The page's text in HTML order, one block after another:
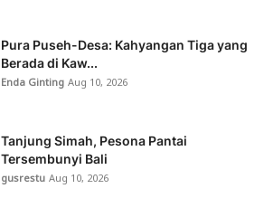
Pura Puseh-Desa: Kahyangan Tiga yang
Berada di Kaw...
Enda GintingAug 10, 2026
Tanjung Simah, Pesona Pantai
Tersembunyi Bali
gusrestuAug 10, 2026